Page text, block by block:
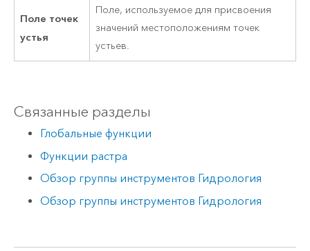
Поле точек
устья
Поле, используемое для присвоения
значений местоположениям точек
устьев.
Связанные разделы
Глобальные функции
Функции растра
Обзор группы инструментов Гидрология
Обзор группы инструментов Гидрология